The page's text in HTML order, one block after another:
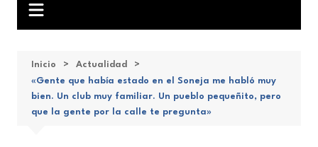
Inicio
Actualidad
«Gente que había estado en el Soneja me habló muy
bien. Un club muy familiar. Un pueblo pequeñito, pero
que la gente por la calle te pregunta»